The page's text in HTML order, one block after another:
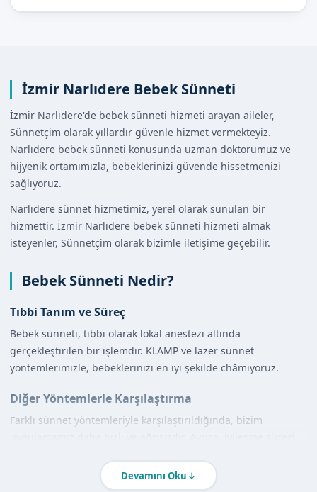
İzmir Narlıdere Bebek Sünneti
İzmir Narlıdere'de bebek sünneti hizmeti arayan aileler,
Sünnetçim olarak yıllardır güvenle hizmet vermekteyiz.
Narlıdere bebek sünneti konusunda uzman doktorumuz ve
hijyenik ortamımızla, bebeklerinizi güvende hissetmenizi
sağlıyoruz.
Narlıdere sünnet hizmetimiz, yerel olarak sunulan bir
hizmettir. İzmir Narlıdere bebek sünneti hizmeti almak
isteyenler, Sünnetçim olarak bizimle iletişime geçebilir.
Bebek Sünneti Nedir?
Tıbbi Tanım ve Süreç
Bebek sünneti, tıbbi olarak lokal anestezi altında
gerçekleştirilen bir işlemdir. KLAMP ve lazer sünnet
yöntemlerimizle, bebeklerinizi en iyi şekilde chămıyoruz.
Diğer Yöntemlerle Karşılaştırma
Farklı sünnet yöntemleriyle karşılaştırıldığında, bizim
Devamını Oku